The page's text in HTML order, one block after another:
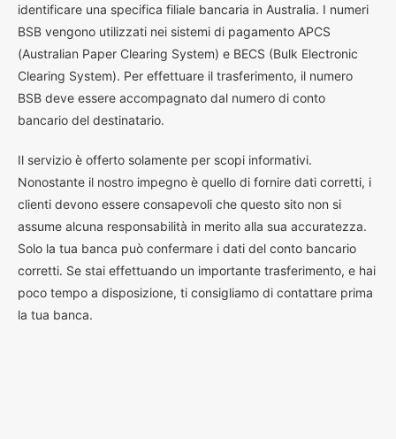
identificare una specifica filiale bancaria in Australia. I numeri
BSB vengono utilizzati nei sistemi di pagamento APCS
(Australian Paper Clearing System) e BECS (Bulk Electronic
Clearing System). Per effettuare il trasferimento, il numero
BSB deve essere accompagnato dal numero di conto
bancario del destinatario.
Il servizio è offerto solamente per scopi informativi.
Nonostante il nostro impegno è quello di fornire dati corretti, i
clienti devono essere consapevoli che questo sito non si
assume alcuna responsabilità in merito alla sua accuratezza.
Solo la tua banca può confermare i dati del conto bancario
corretti. Se stai effettuando un importante trasferimento, e hai
poco tempo a disposizione, ti consigliamo di contattare prima
la tua banca.